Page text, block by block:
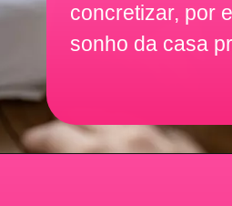
concretizar, por
sonho da casa